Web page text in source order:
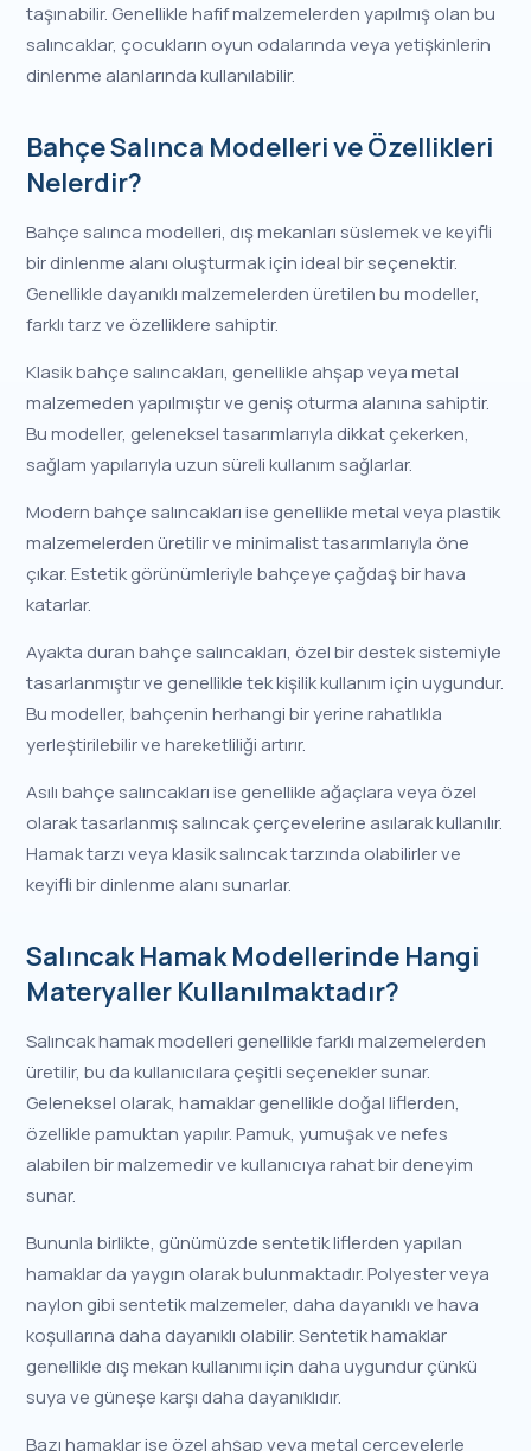
taşınabilir. Genellikle hafif malzemelerden yapılmış olan bu
salıncaklar, çocukların oyun odalarında veya yetişkinlerin
dinlenme alanlarında kullanılabilir.
Bahçe Salınca Modelleri ve Özellikleri
Nelerdir?
Bahçe salınca modelleri, dış mekanları süslemek ve keyifli
bir dinlenme alanı oluşturmak için ideal bir seçenektir.
Genellikle dayanıklı malzemelerden üretilen bu modeller,
farklı tarz ve özelliklere sahiptir.
Klasik bahçe salıncakları, genellikle ahşap veya metal
malzemeden yapılmıştır ve geniş oturma alanına sahiptir.
Bu modeller, geleneksel tasarımlarıyla dikkat çekerken,
sağlam yapılarıyla uzun süreli kullanım sağlarlar.
Modern bahçe salıncakları ise genellikle metal veya plastik
malzemelerden üretilir ve minimalist tasarımlarıyla öne
çıkar. Estetik görünümleriyle bahçeye çağdaş bir hava
katarlar.
Ayakta duran bahçe salıncakları, özel bir destek sistemiyle
tasarlanmıştır ve genellikle tek kişilik kullanım için uygundur.
Bu modeller, bahçenin herhangi bir yerine rahatlıkla
yerleştirilebilir ve hareketliliği artırır.
Asılı bahçe salıncakları ise genellikle ağaçlara veya özel
olarak tasarlanmış salıncak çerçevelerine asılarak kullanılır.
Hamak tarzı veya klasik salıncak tarzında olabilirler ve
keyifli bir dinlenme alanı sunarlar.
Salıncak Hamak Modellerinde Hangi
Materyaller Kullanılmaktadır?
Salıncak hamak modelleri genellikle farklı malzemelerden
üretilir, bu da kullanıcılara çeşitli seçenekler sunar.
Geleneksel olarak, hamaklar genellikle doğal liflerden,
özellikle pamuktan yapılır. Pamuk, yumuşak ve nefes
alabilen bir malzemedir ve kullanıcıya rahat bir deneyim
sunar.
Bununla birlikte, günümüzde sentetik liflerden yapılan
hamaklar da yaygın olarak bulunmaktadır. Polyester veya
naylon gibi sentetik malzemeler, daha dayanıklı ve hava
koşullarına daha dayanıklı olabilir. Sentetik hamaklar
genellikle dış mekan kullanımı için daha uygundur çünkü
suya ve güneşe karşı daha dayanıklıdır.
Bazı hamaklar ise özel ahşap veya metal çerçevelerle